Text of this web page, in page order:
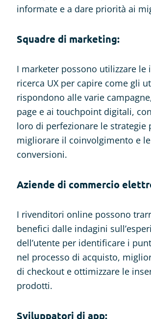
informate e a dare priorità ai
Squadre di marketing:
I marketer possono utilizzare le
ricerca UX per capire come gli
rispondono alle varie
page e ai touchpoint digitali,
loro di perfezionare le strategie
migliorare il coinvolgimento e le
conversioni.
Aziende di commercio
I rivenditori online possono
benefici dalle indagini
dell’utente per identificare i
nel processo di acquisto,
di checkout e ottimizzare le
prodotti.
Sviluppatori di app: